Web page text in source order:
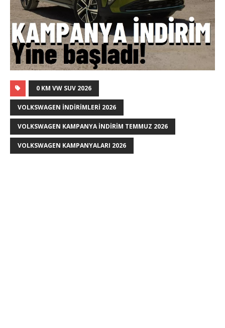
0 KM VW SUV 2026
VOLKSWAGEN INDIRIMLERI 2026
VOLKSWAGEN KAMPANYA INDIRIM TEMMUZ 2026
VOLKSWAGEN KAMPANYALARI 2026